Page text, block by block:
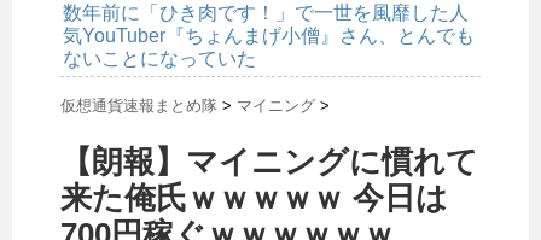
数年前に「ひき肉です！」で一世を風靡した人
気YouTuber『ちょんまげ小僧』さん、とんでも
ないことになっていた
仮想通貨速報まとめ隊 > マイニング >
【朗報】マイニングに慣れて
来た俺氏ｗｗｗｗｗ 今日は